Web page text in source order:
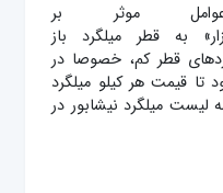
موثر بر
به قطر میلگرد باز
قطر کم، خصوصا در
می شود تا قیمت هر کیلو میلگرد
لیست میلگرد نیشابور در